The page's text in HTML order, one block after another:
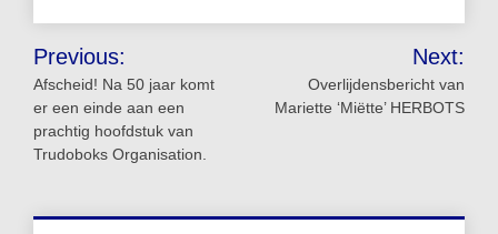
Bericht
navigatie
Previous:
Afscheid! Na 50 jaar komt
er een einde aan een
prachtig hoofdstuk van
Trudoboks Organisation.
Next:
Overlijdensbericht van
Mariette ‘Miëtte’ HERBOTS